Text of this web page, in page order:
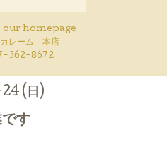
our homepage
カレーム 本店
362-8672
(日)
す